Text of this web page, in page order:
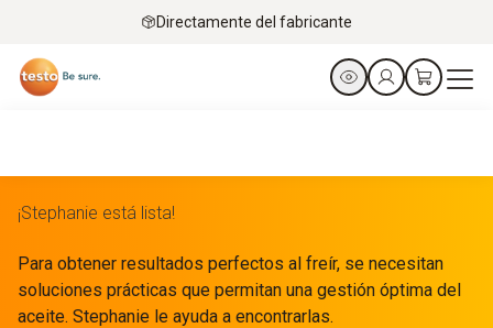
Directamente del fabricante
¡Stephanie está lista!
Para obtener resultados perfectos al freír, se necesitan
soluciones prácticas que permitan una gestión óptima del
aceite. Stephanie le ayuda a encontrarlas.